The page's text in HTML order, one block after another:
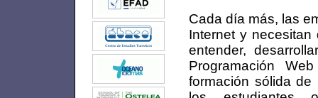
Cada día más, las
Internet y
entender,
Programación
formación sólida de